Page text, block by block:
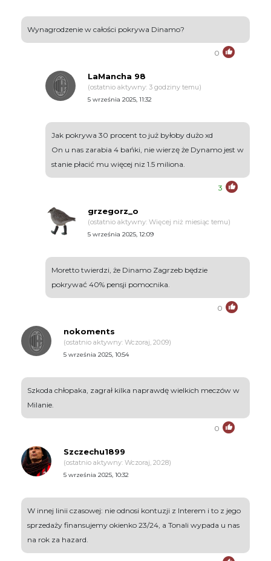
Wynagrodzenie w całości pokrywa Dinamo?
0
LaMancha 98
(ostatnio aktywny: 3 godziny temu)
5 września 2025, 11:32
Jak pokrywa 30 procent to już byłoby dużo xd
On u nas zarabia 4 bańki, nie wierzę że Dynamo jest w
stanie płacić mu więcej niz 1.5 miliona.
3
grzegorz_o
(ostatnio aktywny: Więcej niż miesiąc temu)
5 września 2025, 12:09
Moretto twierdzi, że Dinamo Zagrzeb będzie
pokrywać 40% pensji pomocnika.
0
nokoments
(ostatnio aktywny: Wczoraj, 20:09)
5 września 2025, 10:54
Szkoda chłopaka, zagrał kilka naprawdę wielkich meczów w
Milanie.
0
Szczechu1899
(ostatnio aktywny: Wczoraj, 20:28)
5 września 2025, 10:32
W innej linii czasowej: nie odnosi kontuzji z Interem i to z jego
sprzedaży finansujemy okienko 23/24, a Tonali wypada u nas
na rok za hazard.